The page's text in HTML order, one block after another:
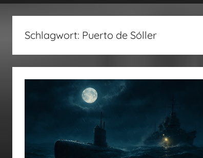
fertig…!
Schlagwort: Puerto de Sóller